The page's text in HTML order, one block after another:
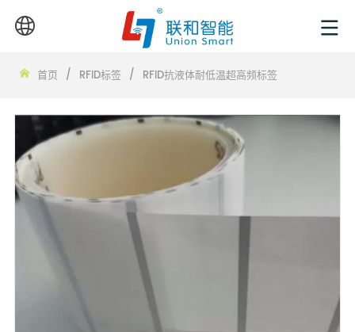
首页 / RFID标签 / RFID抗液体耐低温超高频标签